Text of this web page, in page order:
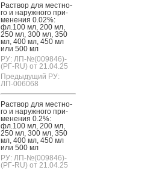
Рас­твор для мес­тно­
го и на­руж­но­го при­
мене­ния 0.02%:
фл.100 мл, 200 мл,
250 мл, 300 мл, 350
мл, 400 мл, 450 мл
или 500 мл
РУ: ЛП-№(009846)-
(РГ-RU) от 21.04.25
Предыдущий РУ:
ЛП-006068
Рас­твор для мес­тно­
го и на­руж­но­го при­
мене­ния 0.2%:
фл.100 мл, 200 мл,
250 мл, 300 мл, 350
мл, 400 мл, 450 мл
или 500 мл
РУ: ЛП-№(009846)-
(РГ-RU) от 21.04.25